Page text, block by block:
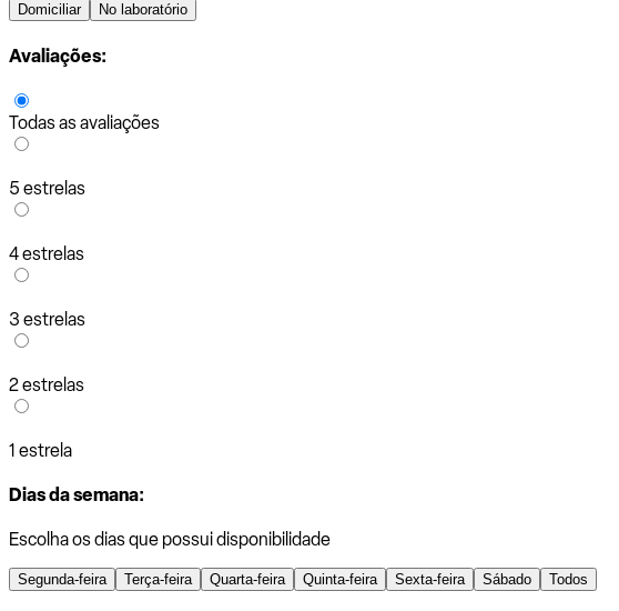
Domiciliar No laboratório
Avaliações:
Todas as avaliações
5 estrelas
4 estrelas
3 estrelas
2 estrelas
1 estrela
Dias da semana:
Escolha os dias que possui disponibilidade
Segunda-feira Terça-feira Quarta-feira Quinta-feira Sexta-feira Sábado Todos